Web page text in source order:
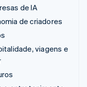
de IA
de criadores
viagens e